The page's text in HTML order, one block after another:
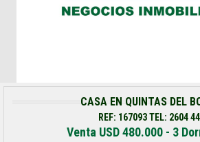
CASA EN QUINTAS DEL
REF: 167093 TEL: 2604
Venta USD 480.000 - 3